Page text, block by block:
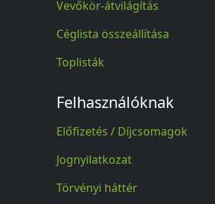
Vevőkör-átvilágítás
Céglista összeállítása
Toplisták
Felhasználóknak
Előfizetés / Díjcsomagok
Jognyilatkozat
Törvényi háttér